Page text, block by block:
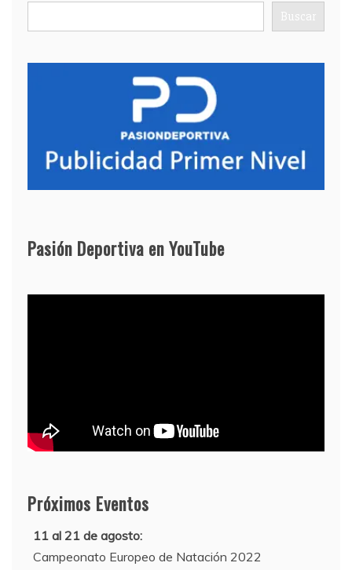
Buscar
Pasión Deportiva en YouTube
Próximos Eventos
11 al 21 de agosto:
Campeonato Europeo de Natación 2022